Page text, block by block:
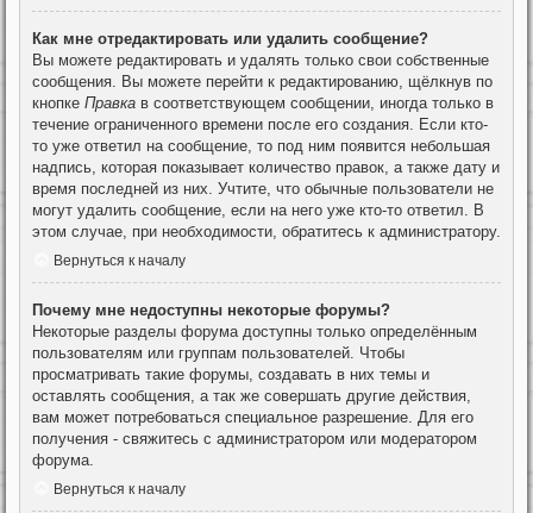
Как мне отредактировать или удалить сообщение?
Вы можете редактировать и удалять только свои собственные
сообщения. Вы можете перейти к редактированию, щёлкнув по
кнопке Правка в соответствующем сообщении, иногда только в
течение ограниченного времени после его создания. Если кто-
то уже ответил на сообщение, то под ним появится небольшая
надпись, которая показывает количество правок, а также дату и
время последней из них. Учтите, что обычные пользователи не
могут удалить сообщение, если на него уже кто-то ответил. В
этом случае, при необходимости, обратитесь к администратору.
Вернуться к началу
Почему мне недоступны некоторые форумы?
Некоторые разделы форума доступны только определённым
пользователям или группам пользователей. Чтобы
просматривать такие форумы, создавать в них темы и
оставлять сообщения, а так же совершать другие действия,
вам может потребоваться специальное разрешение. Для его
получения - свяжитесь с администратором или модератором
форума.
Вернуться к началу